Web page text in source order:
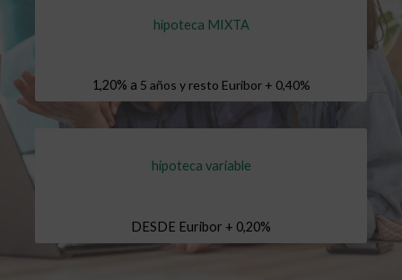
hipoteca MIXTA
1,20% a 5 años y resto Euribor + 0,40%
hipoteca variable
DESDE Euribor + 0,20%